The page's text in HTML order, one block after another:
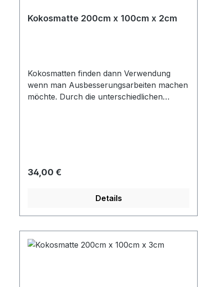
Kokosmatte 200cm x 100cm x 2cm
Kokosmatten finden dann Verwendung
wenn man Ausbesserungsarbeiten machen
möchte. Durch die unterschiedlichen
Regulärer Preis:
34,00 €
Details